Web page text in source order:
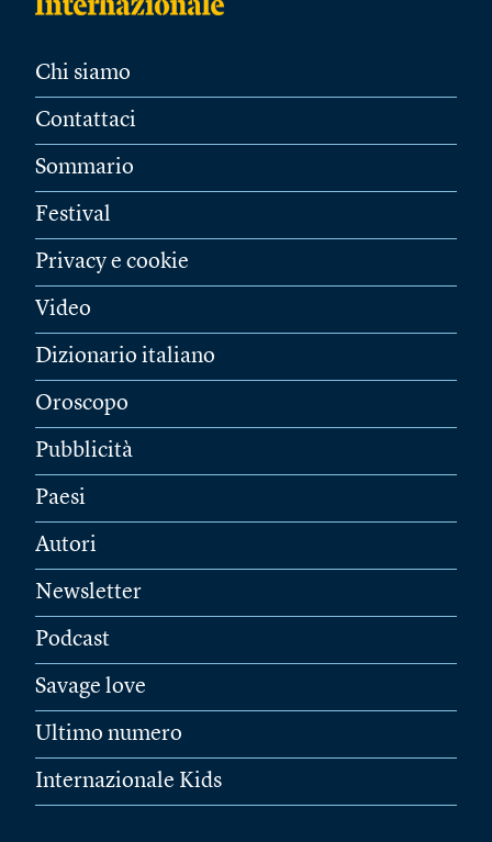
Chi siamo
Contattaci
Sommario
Festival
Privacy e cookie
Video
Dizionario italiano
Oroscopo
Pubblicità
Paesi
Autori
Newsletter
Podcast
Savage love
Ultimo numero
Internazionale Kids